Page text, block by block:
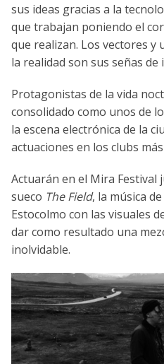
Crear Cuenta
sus ideas gracias a la
que trabajan poniendo el
que realizan. Los vectores y
la realidad son sus señas de
Protagonistas de la vida
consolidado como unos de
la escena electrónica de la
actuaciones en los clubs
Actuarán en el Mira Festival
sueco The Field, la música
Estocolmo con las visuales
dar como resultado una
inolvidable.